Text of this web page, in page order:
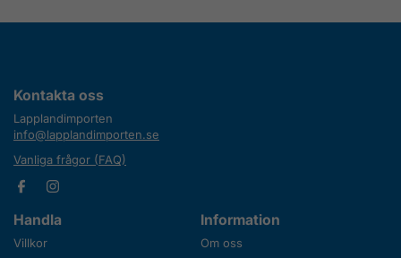
Kontakta oss
Lapplandimporten
info@lapplandimporten.se
Vanliga frågor (FAQ)
Handla
Villkor
Information
Om oss